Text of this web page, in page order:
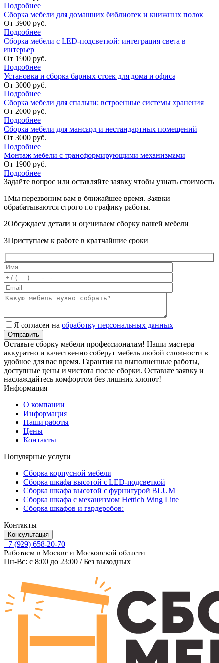
Подробнее
Сборка мебели для домашних библиотек и книжных полок
От 3900 руб.
Подробнее
Сборка мебели с LED-подсветкой: интеграция света в
интерьер
От 1900 руб.
Подробнее
Установка и сборка барных стоек для дома и офиса
От 3000 руб.
Подробнее
Сборка мебели для спальни: встроенные системы хранения
От 2000 руб.
Подробнее
Сборка мебели для мансард и нестандартных помещений
От 3000 руб.
Подробнее
Монтаж мебели с трансформирующими механизмами
От 1900 руб.
Подробнее
Задайте вопрос или оставляйте заявку чтобы узнать стоимость
1Мы перезвоним вам в ближайшее время. Заявки
обрабатываются строго по графику работы.
2Обсуждаем детали и оцениваем сборку вашей мебели
3Приступаем к работе в кратчайшие сроки
Я согласен на обработку персональных данных
Оставьте сборку мебели профессионалам! Наши мастера
аккуратно и качественно соберут мебель любой сложности в
удобное для вас время. Гарантия на выполненные работы,
доступные цены и чистота после сборки. Оставьте заявку и
наслаждайтесь комфортом без лишних хлопот!
Информация
О компании
Информация
Наши работы
Цены
Контакты
Популярные услуги
Сборка корпусной мебели
Сборка шкафа высотой с LED-подсветкой
Сборка шкафа высотой с фурнитурой BLUM
Сборка шкафа с механизмом Hettich Wing Line
Сборка шкафов и гардеробов:
Контакты
Консультация
+7 (929) 658-20-70
Работаем в Москве и Московской области
Пн-Вс: c 8:00 до 23:00 / Без выходных